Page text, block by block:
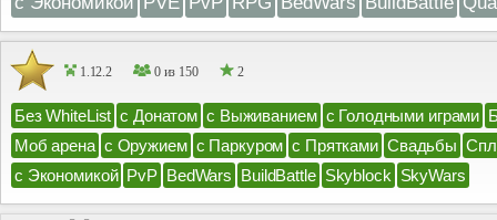
1.12.2 0 из 150 2
Без WhiteList с Донатом с Выживанием с Голодными играми
Моб арена с Оружием с Паркуром с Прятками Свадьбы
с Экономикой PvP BedWars BuildBattle Skyblock SkyWars